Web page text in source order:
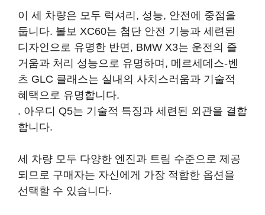
이 세 차량은 모두 럭셔리, 성능, 안전에 중점을
둡니다. 볼보 XC60는 첨단 안전 기능과 세련된
디자인으로 유명한 반면, BMW X3는 운전의 즐
거움과 처리 성능으로 유명하며, 메르세데스-벤
츠 GLC 클래스는 실내의 사치스러움과 기술적
혜택으로 유명합니다.
. 아우디 Q5는 기술적 특징과 세련된 외관을 결합
합니다.
세 차량 모두 다양한 엔진과 트림 수준으로 제공
되므로 구매자는 자신에게 가장 적합한 옵션을
선택할 수 있습니다.